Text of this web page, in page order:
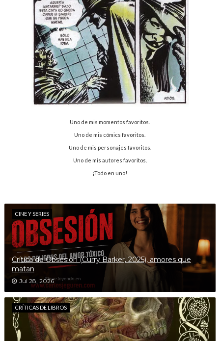
Uno de mis momentos favoritos.
Uno de mis cómics favoritos.
Uno de mis personajes favoritos.
Uno de mis autores favoritos.
¡Todo en uno!
CINE Y SERIES
Crítica de Obsesión (Curry Barker, 2025), amores que
matan
Jul 28, 2026
CRÍTICAS DE LIBROS